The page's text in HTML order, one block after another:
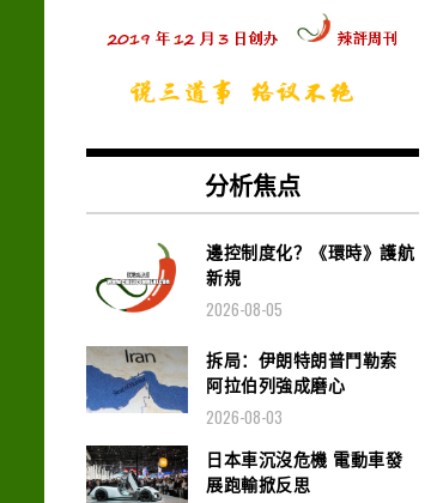
分析焦点
邊控制度化？《環時》護航
新規
2026-08-05
拆局：伊朗特朗普鬥勒索
阿拉伯列強成磨心
2026-08-03
日本車沉沒危機 電動車發
展跑輸掀反思